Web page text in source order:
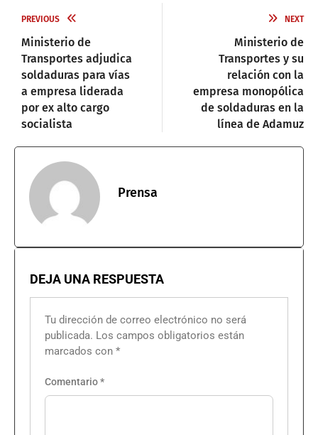
PREVIOUS
Ministerio de
Transportes adjudica
soldaduras para vías
a empresa liderada
por ex alto cargo
socialista
NEXT
Ministerio de
Transportes y su
relación con la
empresa monopólica
de soldaduras en la
línea de Adamuz
Prensa
DEJA UNA RESPUESTA
Tu dirección de correo electrónico no será
publicada. Los campos obligatorios están
marcados con *
Comentario*